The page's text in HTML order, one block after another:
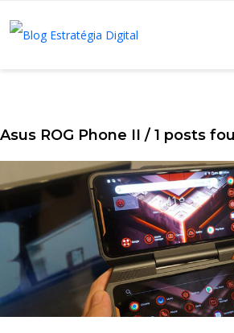
Asus ROG Phone II / 1 posts